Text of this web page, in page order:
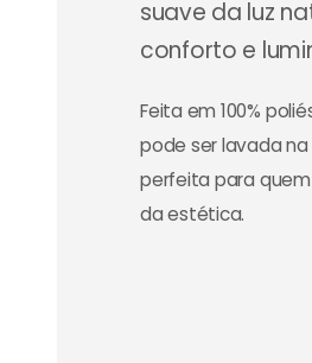
suave da luz
conforto e
Feita em 100%
pode ser lavada
perfeita para
da estética.